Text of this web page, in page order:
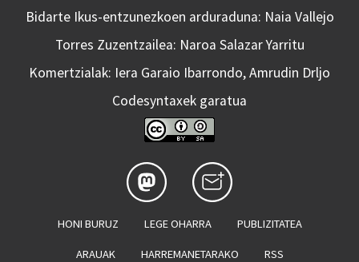
Bidarte Ikus-entzunezkoen arduraduna: Naia Vallejo
Torres Zuzentzailea: Naroa Salazar Yarritu
Komertzialak: Iera Garaio Ibarrondo, Amrudin Drljo
Codesyntaxek garatua
HONI BURUZ LEGE OHARRA PUBLIZITATEA
ARAUAK HARREMANETARAKO RSS